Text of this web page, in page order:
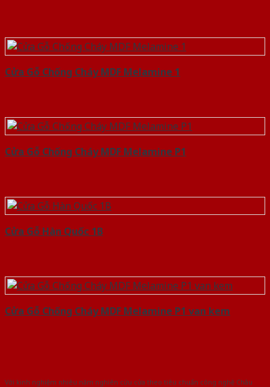
Cửa Gỗ Chống Cháy MDF Melamine 1
Cửa Gỗ Chống Cháy MDF Melamine P1
Cửa Gỗ Hàn Quốc 1B
Cửa Gỗ Chống Cháy MDF Melamine P1 van kem
Với kinh nghiệm nhiêu năm nghiên cứu cửa theo tiêu chuẩn công nghệ Châu